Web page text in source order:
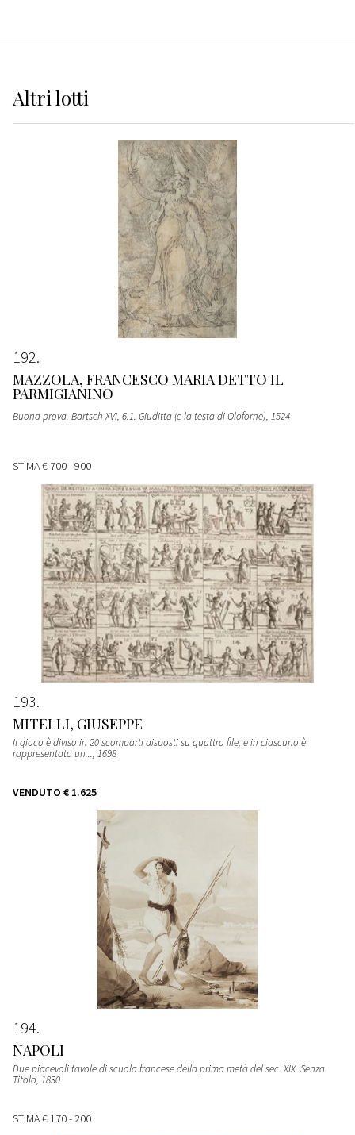
Altrilotti
192
MAZZOLA, FRANCESCO MARIA DETTO IL
PARMIGIANINO
Buona prova. Bartsch XVI, 6.1. Giuditta (e la testa di Oloforne), 1524
STIMA€ 700 - 900
193
MITELLI, GIUSEPPE
Il gioco è diviso in 20 scomparti disposti su quattro file, e in ciascuno è
rappresentato un..., 1698
VENDUTO € 1.625
194
NAPOLI
Due piacevoli tavole di scuola francese della prima metà del sec. XIX. Senza
Titolo, 1830
STIMA€ 170 - 200